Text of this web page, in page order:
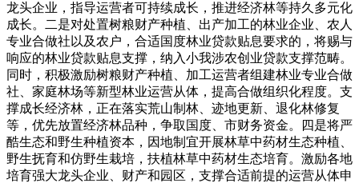
龙头企业，指导运营者可持续成长，推进经济林等持久多元化
成长。二是对处置树粮财产种植、出产加工的林业企业、农人
专业合做社以及农户，合适国度林业贷款贴息要求的，将赐与
响应的林业贷款贴息支撑，纳入小我涉农创业贷款支撑范畴。
同时，积极激励树粮财产种植、加工运营者组建林业专业合做
社、家庭林场等新型林业运营从体，提高合做组织化程度。支
撑成长经济林，正在落实荒山制林、迹地更新、退化林修复
等，优先放置经济林品种，争取国度、市财务资金。四是将严
酷生态和野生种植资本，因地制宜开展林草中药材生态种植、
野生抚育和仿野生栽培，扶植林草中药材生态培育。激励各地
培育强大龙头企业、财产和园区，支撑合适前提的运营从体申